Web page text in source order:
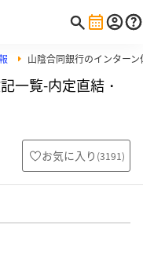
山陰合同銀行のインター
一覧-内定直結・
お気に入り (3191)